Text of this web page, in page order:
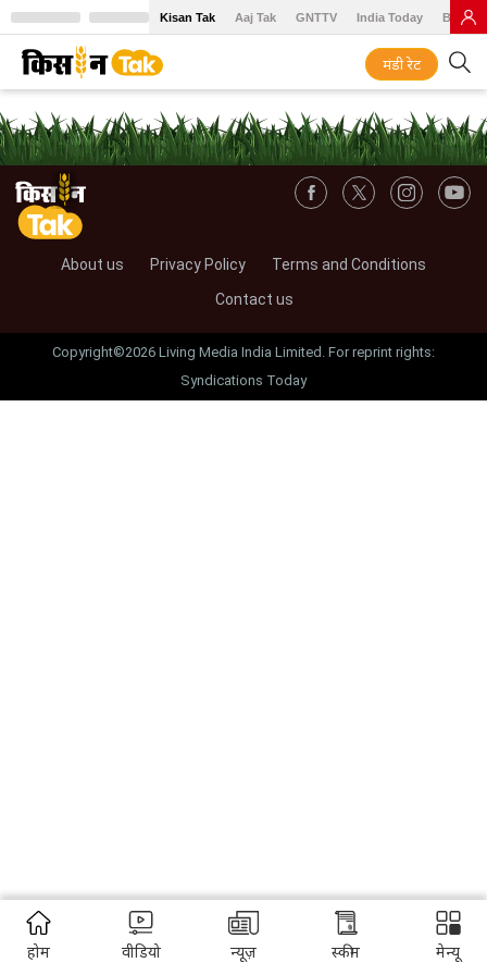
Kisan Tak Aaj Tak GNTTV India Today BT
मंडी रेट
About us Privacy Policy
Terms and Conditions
Contact us
Copyright©2026 Living Media India Limited. For reprint rights:
Syndications Today
होम वीडियो न्यूज़ स्कीम मेन्यू